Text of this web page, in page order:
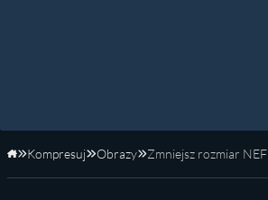
Strona główna
Kompresuj Obrazy Zmniejsz rozmiar NEF